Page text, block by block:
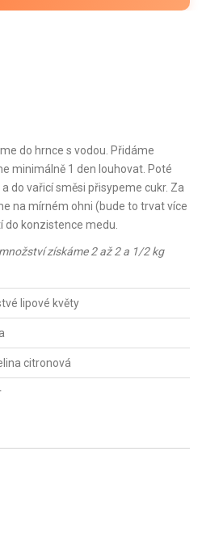
do hrnce s vodou. Přidáme
minimálně 1 den louhovat. Poté
do vařicí směsi přisypeme cukr. Za
na mírném ohni (bude to trvat více
do konzistence medu.
získáme 2 až 2 a 1/2 kg
lipové květy
citronová